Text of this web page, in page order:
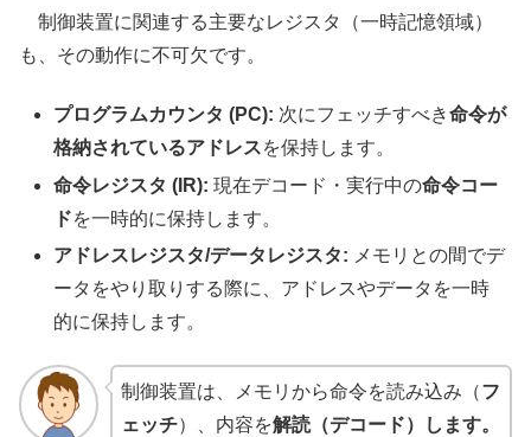
制御装置に関連する主要なレジスタ（一時記憶領域）
も、その動作に不可欠です。
プログラムカウンタ (PC): 次にフェッチすべき命令が
格納されているアドレスを保持します。
命令レジスタ (IR): 現在デコード・実行中の命令コー
ドを一時的に保持します。
アドレスレジスタ/データレジスタ: メモリとの間でデ
ータをやり取りする際に、アドレスやデータを一時
的に保持します。
制御装置は、メモリから命令を読み込み（フ
ェッチ）、内容を解読（デコード）します。